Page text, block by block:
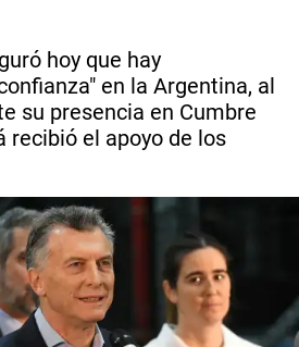
hoy que hay
en la Argentina, al
su presencia en Cumbre
recibió el apoyo de los